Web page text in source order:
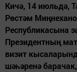
Кичә, 14 июльдә,
Рөстәм
Республикасына
Президентның
визит
шәһәренә